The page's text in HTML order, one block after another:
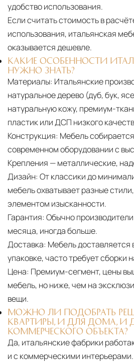
удобство использования.
Если считать стоимость в
использования, итальянская
оказывается дешевле.
КАКИЕ ОСОБЕННОСТИ
НУЖНО ЗНАТЬ?
Материалы: Итальянские
натуральное дерево (дуб, бук,
натуральную кожу, премиум-
пластик или ДСП низкого
Конструкция: Мебель
современном оборудовании с
Крепления — металлические,
Дизайн: От классики до
мебель охватывает разные
элементом изысканности.
Гарантия: Обычно
месяца, иногда больше.
Доставка: Мебель доставляется
упаковке, часто требует сборки
Цена: Премиум-сегмент, цены
мебель, но ниже, чем на
вещи.
МОЖНО ЛИ ПОДОБРАТЬ
КВАРТИРЫ, И ДЛЯ ДОМА, И
КОММЕРЧЕСКОГО ОБЪЕКТА?
Да, итальянские фабрики
и с коммерческими